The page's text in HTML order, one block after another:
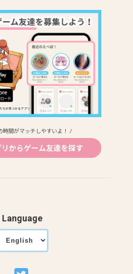
時間がマッチしやすいよ！ /
からゲーム友達を探す
Language